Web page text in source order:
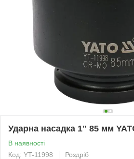
Ударна насадка 1" 85 мм
В наявності
Код: YT-11998
Роздріб